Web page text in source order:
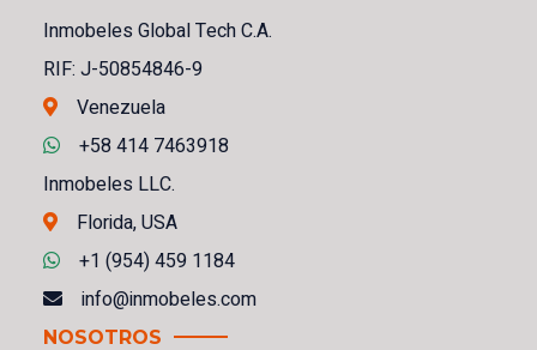
Inmobeles Global Tech C.A.
RIF: J-50854846-9
Venezuela
+58 414 7463918
Inmobeles LLC.
Florida, USA
+1 (954) 459 1184
info@inmobeles.com
NOSOTROS